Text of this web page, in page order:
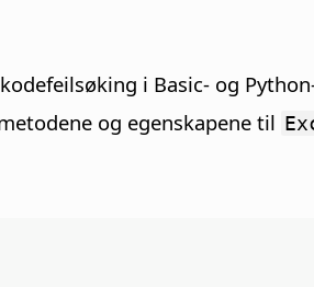
i Basic- og
og egenskapene til